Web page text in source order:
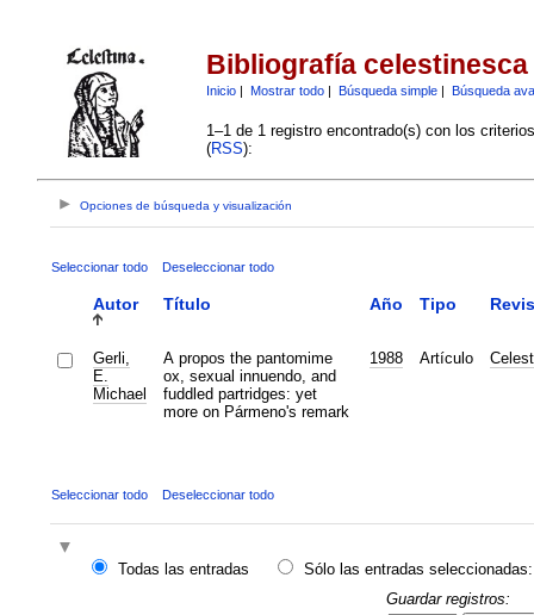
Bibliografía celestinesca
Inicio| Mostrar todo| Búsqueda simple| Búsqueda
1–1 de 1 registro encontrado(s) con los
(RSS):
Opciones de búsqueda y visualización
Seleccionar todo Deseleccionar todo
Autor Título Año Tipo
Gerli,
E.
Michael
A propos the pantomime
ox, sexual innuendo, and
fuddled partridges: yet
more on Pármeno's remark
1988 Artículo
Seleccionar todo Deseleccionar todo
Todas las entradas
Sólo las entradas seleccionadas:
Guardar registros: